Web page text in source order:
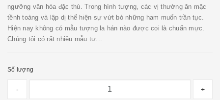
ngưỡng văn hóa đặc thù. Trong hình tượng, các vị thường ăn mặc
tềnh toàng và lập dị thể hiện sự vứt bỏ những ham muốn trần tục.
Hiện nay không có mẫu tượng la hán nào được coi là chuẩn mực.
Chúng tôi có rất nhiều mẫu tư...
Số lượng
- +